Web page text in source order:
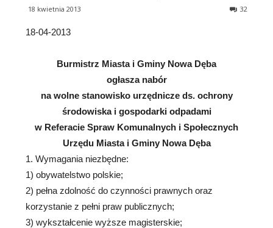
18 kwietnia 2013 32
18-04-2013
Burmistrz Miasta i Gminy Nowa Dęba
ogłasza nabór
na wolne stanowisko urzędnicze ds. ochrony
środowiska i gospodarki odpadami
w Referacie Spraw Komunalnych i Społecznych
Urzędu Miasta i Gminy Nowa Dęba
1. Wymagania niezbędne:
1) obywatelstwo polskie;
2) pełna zdolność do czynności prawnych oraz
korzystanie z pełni praw publicznych;
3) wykształcenie wyższe magisterskie;